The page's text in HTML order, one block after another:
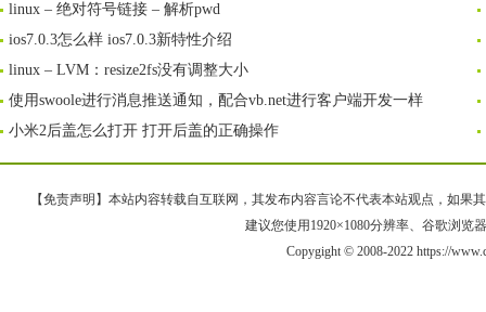
linux – 绝对符号链接 – 解析pwd
ios7.0.3怎么样 ios7.0.3新特性介绍
linux – LVM：resize2fs没有调整大小
使用swoole进行消息推送通知，配合vb.net进行客户端开发一样
小米2后盖怎么打开 打开后盖的正确操作
【免责声明】本站内容转载自互联网，其发布内容言论不代表本站观点，如果
建议您使用1920×1080分辨率、谷歌浏览
Copygight © 2008-2022 https://